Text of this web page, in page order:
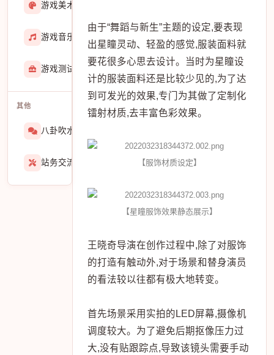
游戏美术
游戏音乐
游戏测试与GM
其他
八卦吹水
站务交流
由于“舞蹈与新生”主题的设定,要表现
出星瞳灵动、轻盈的感觉,服装面料就
要花很多心思去设计。当时为星瞳设
计的服装面料还是比较少见的,为了达
到可发光的效果,专门为其做了定制化
镭射材质,去丰富色彩效果。
【服饰材质设定】
【星瞳服饰效果静态展示】
王晓奇导演在创作过程中,除了对服饰
的打造有触动外,对于场景和替身演员
的看法较以往都有极大地转变。
首先场景采用实拍的LED屏幕,摄像机
调度较大。为了避免后期抠像压力过
大,没有贴跟踪点,导致该镜头需要手动